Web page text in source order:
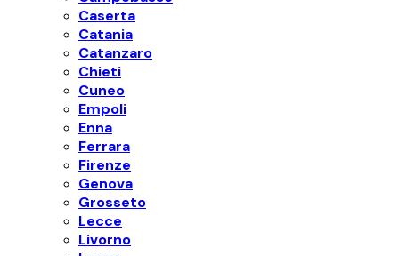
Caserta
Catania
Catanzaro
Chieti
Cuneo
Empoli
Enna
Ferrara
Firenze
Genova
Grosseto
Lecce
Livorno